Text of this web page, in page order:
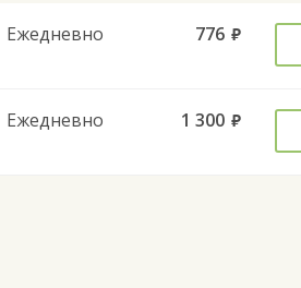
Ежедневно 776 руб.
Ежедневно 1 300 руб.